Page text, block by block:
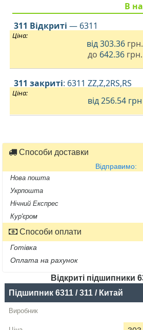
В
311 Відкриті — 6311
Ціна:
від303.36 грн.
до 642.36 грн.
311 закриті: 6311 ZZ,Z,2RS,RS
Ціна:
від 256.54 грн
Способи доставки
Відправимо:
Нова пошта
Укрпошта
Нічний Експрес
Кур'єром
Способи оплати
Готівка
Оплата на рахунок
Відкриті підшипники
Назва
Виробник
Підшипник 6311 / 311 / Китай